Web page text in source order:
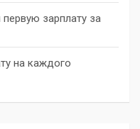
зарплату за
на каждого